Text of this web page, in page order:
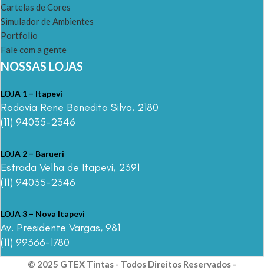
Cartelas de Cores
Simulador de Ambientes
Portfolio
Fale com a gente
NOSSAS LOJAS
LOJA 1 – Itapevi
Rodovia Rene Benedito Silva, 2180
(11) 94035-2346
LOJA 2 – Barueri
Estrada Velha de Itapevi, 2391
(11) 94035-2346
LOJA 3 – Nova Itapevi
Av. Presidente Vargas, 981
(11) 99366-1780
© 2025 GTEX Tintas - Todos Direitos Reservados -